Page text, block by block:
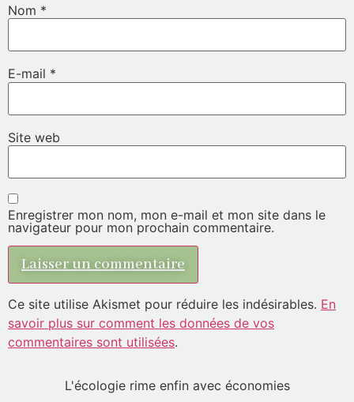
Nom *
E-mail *
Site web
Enregistrer mon nom, mon e-mail et mon site dans le
navigateur pour mon prochain commentaire.
Ce site utilise Akismet pour réduire les indésirables. En
savoir plus sur comment les données de vos
commentaires sont utilisées.
L'écologie rime enfin avec économies